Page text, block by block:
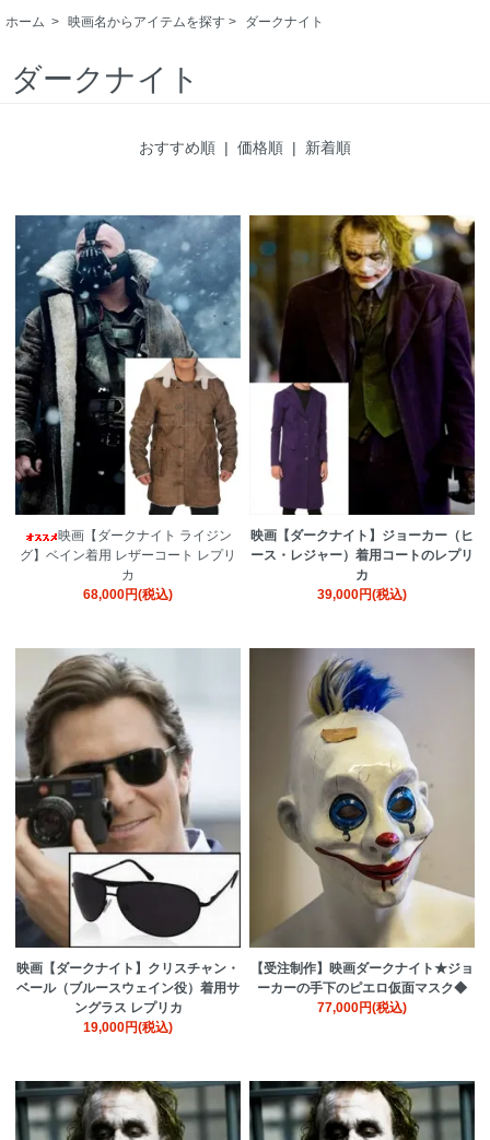
ホーム > 映画名からアイテムを探す > ダークナイト
ダークナイト
おすすめ順 | 価格順 | 新着順
映画【ダークナイト ライジン
グ】ベイン着用 レザーコート レプリ
カ
68,000円(税込)
映画【ダークナイト】ジョーカー（ヒ
ース・レジャー）着用コートのレプリ
カ
39,000円(税込)
映画【ダークナイト】クリスチャン・
ベール（ブルースウェイン役）着用サ
ングラス レプリカ
19,000円(税込)
【受注制作】映画ダークナイト★ジョ
ーカーの手下のピエロ仮面マスク◆
77,000円(税込)